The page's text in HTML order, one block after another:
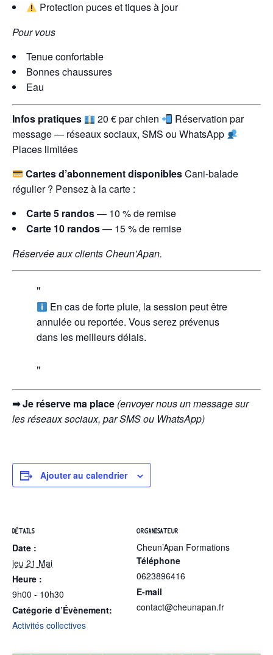
Protection puces et tiques à jour
Pour vous
Tenue confortable
Bonnes chaussures
Eau
Infos pratiques 20 € par chien
Réservation par
message — réseaux sociaux, SMS ou WhatsApp
Places limitées
Cartes d’abonnement disponiblesCani-balade
régulier ? Pensez à la carte :
Carte 5 randos— 10 % de remise
Carte 10 randos— 15 % de remise
Réservée aux clients Cheun’Apan.
En cas de forte pluie, la session peut être
annulée ou reportée. Vous serez prévenus
dans les meilleurs délais.
➡ Je réserve ma place (envoyer nous un message sur
les réseaux sociaux, par SMS ou WhatsApp)
Ajouter au calendrier
DÉTAILS
Date :
jeu 21 Mai
Heure :
9h00 - 10h30
Catégorie d’Évènement:
Activités collectives
ORGANISATEUR
Cheun’Apan Formations
Téléphone
0623896416
E-mail
contact@cheunapan.fr